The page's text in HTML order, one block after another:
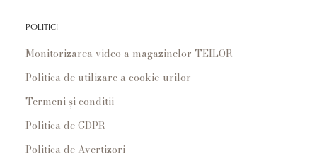
POLITICI
Monitorizarea video a magazinelor TEILOR
Politica de utilizare a cookie-urilor
Termeni și conditii
Politica de GDPR
Politica de Avertizori